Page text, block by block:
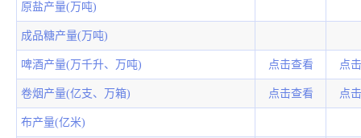
原盐产量(万吨)
成品糖产量(万吨)
啤酒产量(万千升、万吨) 点击查看 点
卷烟产量(亿支、万箱) 点击查看 点
布产量(亿米)